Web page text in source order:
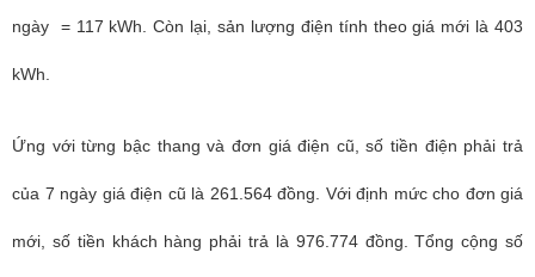
ngày = 117 kWh. Còn lại, sản lượng điện tính theo giá mới là 403
kWh.
Ứng với từng bậc thang và đơn giá điện cũ, số tiền điện phải trả
của 7 ngày giá điện cũ là 261.564 đồng. Với định mức cho đơn giá
mới, số tiền khách hàng phải trả là 976.774 đồng. Tổng cộng số